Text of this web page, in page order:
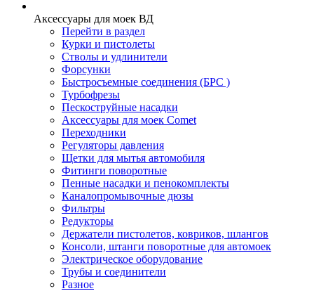
Аксессуары для моек ВД
Перейти в раздел
Курки и пистолеты
Стволы и удлинители
Форсунки
Быстросъемные соединения (БРС )
Турбофрезы
Пескоструйные насадки
Аксессуары для моек Comet
Переходники
Регуляторы давления
Щетки для мытья автомобиля
Фитинги поворотные
Пенные насадки и пенокомплекты
Каналопромывочные дюзы
Фильтры
Редукторы
Держатели пистолетов, ковриков, шлангов
Консоли, штанги поворотные для автомоек
Электрическое оборудование
Трубы и соединители
Разное